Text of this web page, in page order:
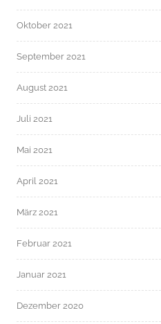
Oktober 2021
September 2021
August 2021
Juli 2021
Mai 2021
April 2021
März 2021
Februar 2021
Januar 2021
Dezember 2020